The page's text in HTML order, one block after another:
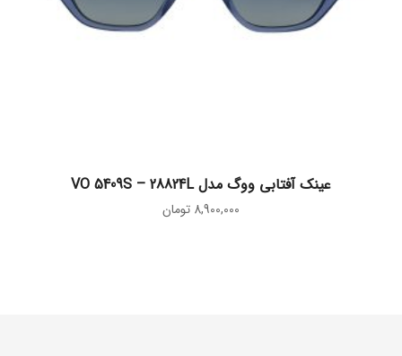
افزودن به سبد خریدعینک آفتابی ووگ مدل VO 5409S – 28824L
8,900,000 تومان